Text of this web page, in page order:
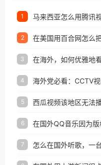
1
2
3
4
5 西瓜视频该地区无法
6
7 怎么在国外听歌，一